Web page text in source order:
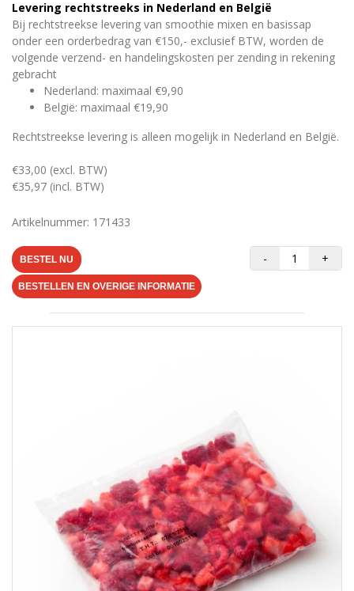
Levering rechtstreeks in Nederland en België
Bij rechtstreekse levering van smoothie mixen en basissap
onder een orderbedrag van €150,- exclusief BTW, worden de
volgende verzend- en handelingskosten per zending in rekening
gebracht
Nederland: maximaal €9,90
België: maximaal €19,90
Rechtstreekse levering is alleen mogelijk in Nederland en België.
€33,00 (excl. BTW)
€35,97 (incl. BTW)
Artikelnummer: 171433
BESTEL NU - +
BESTELLEN EN OVERIGE INFORMATIE